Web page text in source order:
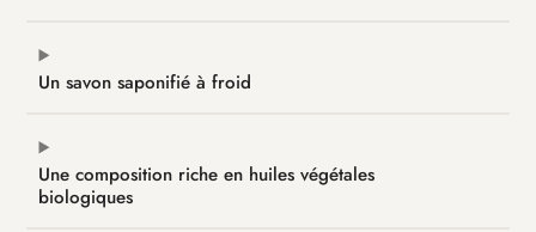
Un savon saponifié à froid
Une composition riche en huiles végétales
biologiques